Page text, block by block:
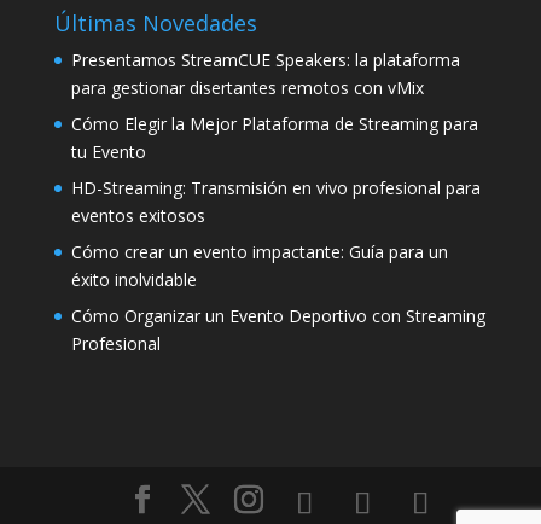
Últimas Novedades
Presentamos StreamCUE Speakers: la plataforma
para gestionar disertantes remotos con vMix
Cómo Elegir la Mejor Plataforma de Streaming para
tu Evento
HD-Streaming: Transmisión en vivo profesional para
eventos exitosos
Cómo crear un evento impactante: Guía para un
éxito inolvidable
Cómo Organizar un Evento Deportivo con Streaming
Profesional